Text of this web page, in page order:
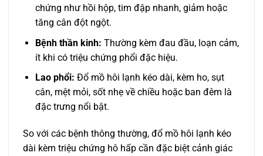
chứng như hồi hộp, tim đập nhanh, giảm hoặc
tăng cân đột ngột.
Bệnh thần kinh: Thường kèm đau đầu, loạn cảm,
ít khi có triệu chứng phổi đặc hiệu.
Lao phổi: Đổ mồ hôi lạnh kéo dài, kèm ho, sụt
cân, mệt mỏi, sốt nhẹ về chiều hoặc ban đêm là
đặc trưng nổi bật.
So với các bệnh thông thường, đổ mồ hôi lạnh kéo
dài kèm triệu chứng hô hấp cần đặc biệt cảnh giác